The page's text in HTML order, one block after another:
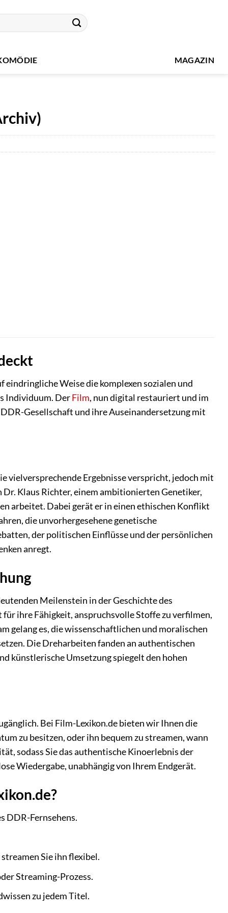
MAGAZIN
eindringliche Weise die komplexen sozialen und
Individuum. DerFilm, nun digital restauriert und im
Gesellschaft und ihre Auseinandersetzung mit
vielversprechende Ergebnisse verspricht, jedoch mit
Klaus Richter, einem ambitionierten Genetiker,
arbeitet. Dabei gerät er in einen ethischen Konflikt
die unvorhergesehene genetische
der politischen Einflüsse und der persönlichen
anregt.
Meilenstein in der Geschichte des
ihre Fähigkeit, anspruchsvolle Stoffe zu verfilmen,
gelang es, die wissenschaftlichen und moralischen
Die Dreharbeiten fanden an authentischen
künstlerische Umsetzung spiegelt den hohen
Bei Film-Lexikon.de bieten wir Ihnen die
zu besitzen, oder ihn bequem zu streamen, wann
sodass Sie das authentische Kinoerlebnis der
Wiedergabe, unabhängig von Ihrem Endgerät.
DDR-Fernsehens.
Sie ihn flexibel.
Streaming-Prozess.
zu jedem Titel.